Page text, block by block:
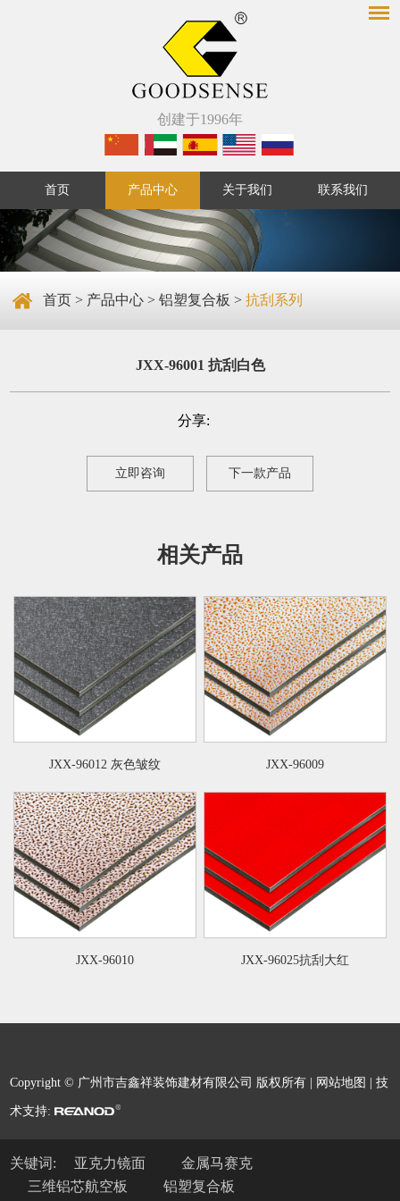
创建于1996年
首页 产品中心 关于我们 联系我们
首页 > 产品中心 >铝塑复合板 >抗刮系列
JXX-96001 抗刮白色
分享:
立即咨询 下一款产品
相关产品
JXX-96012 灰色皱纹 JXX-96009
JXX-96010 JXX-96025抗刮大红
Copyright © 广州市吉鑫祥装饰建材有限公司 版权所有 | 网站地图 | 技
术支持:
关键词: 亚克力镜面
金属马赛克
三维铝芯航空板
铝塑复合板